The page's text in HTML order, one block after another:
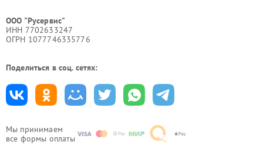
Мы принимаем
все формы оплаты
ООО "Русервис"
ИНН 7702633247
ОГРН 1077746335776
Поделиться в соц. сетях: